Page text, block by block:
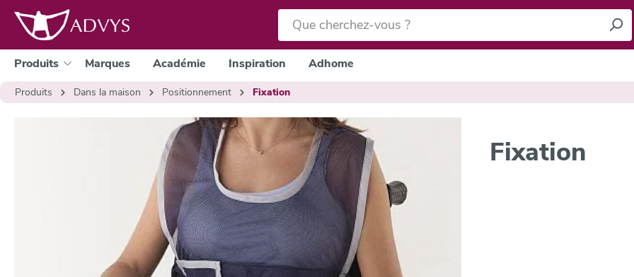
recherche Passer à la navigation principale
Produits Marques Académie Inspiration Adhome
Produits
Dans la maison Positionnement Fixation
Fixation